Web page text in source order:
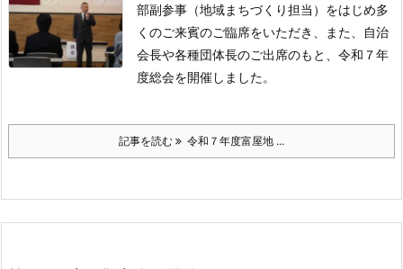
部副参事（地域まちづくり担当）をはじめ多
くのご来賓のご臨席をいただき、また、自治
会長や各種団体長のご出席のもと、令和７年
度総会を開催しました。
記事を読む 令和７年度富屋地 ...